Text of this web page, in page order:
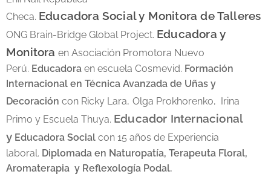
Checa. Educadora Social y Monitora de Talleres
ONG Brain-Bridge Global Project. Educadora y
Monitora en Asociación Promotora Nuevo
Perú. Educadora en escuela Cosmevid. Formación
Internacional en Técnica Avanzada de Uñas y
Decoración con Ricky Lara, Olga Prokhorenko, Irina
Primo y Escuela Thuya. Educador Internacional
y Educadora Social con 15 años de Experiencia
laboral. Diplomada en Naturopatía, Terapeuta Floral,
Aromaterapia y Reflexología Podal.